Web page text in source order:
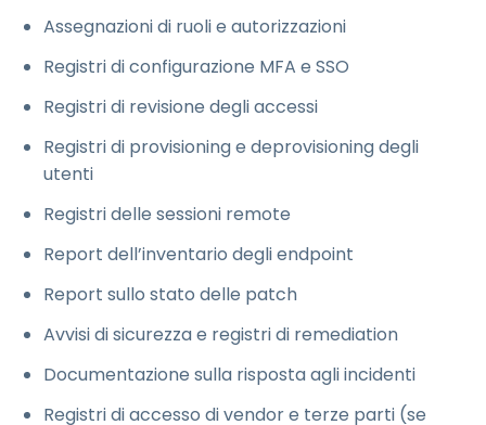
Assegnazioni di ruoli e autorizzazioni
Registri di configurazione MFA e SSO
Registri di revisione degli accessi
Registri di provisioning e deprovisioning degli
utenti
Registri delle sessioni remote
Report dell’inventario degli endpoint
Report sullo stato delle patch
Avvisi di sicurezza e registri di remediation
Documentazione sulla risposta agli incidenti
Registri di accesso di vendor e terze parti (se